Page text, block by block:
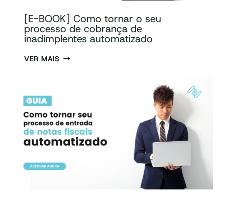
[E-BOOK] Como tornar o seu
processo de cobrança de
inadimplentes automatizado
VER MAIS